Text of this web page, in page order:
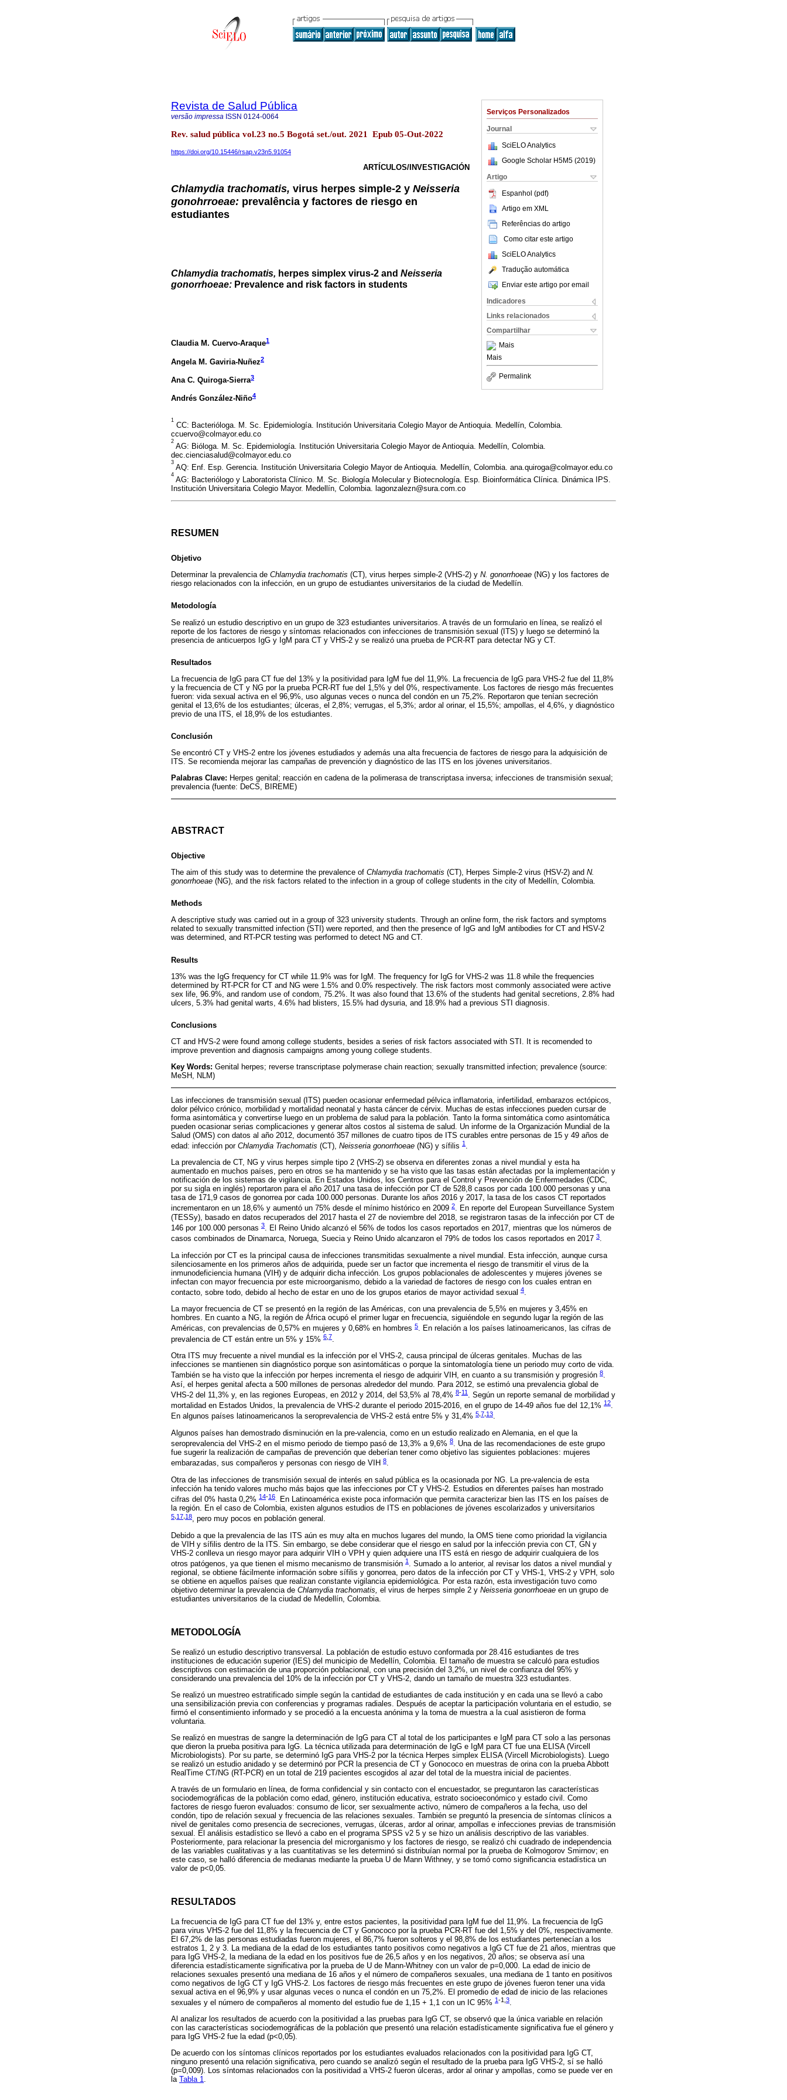
Serviços Personalizados
Journal
SciELO Analytics
Google Scholar H5M5 (2019)
Artigo
Espanhol (pdf)
Artigo em XML
Referências do artigo
Como citar este artigo
SciELO Analytics
Tradução automática
Enviar este artigo por email
Indicadores
Links relacionados
Compartilhar
Mais
Mais
Permalink
Revista de Salud Pública
versão impressa ISSN 0124-0064
Rev. salud pública vol.23 no.5 Bogotá set./out. 2021 Epub 05-Out-2022
https://doi.org/10.15446/rsap.v23n5.91054
ARTÍCULOS/INVESTIGACIÓN
Chlamydia trachomatis, virus herpes simple-2 y Neisseria
gonohrroeae: prevalência y factores de riesgo en
estudiantes
Chlamydia trachomatis, herpes simplex virus-2 and Neisseria
gonorrhoeae: Prevalence and risk factors in students
Claudia M. Cuervo-Araque1
Angela M. Gaviria-Nuñez2
Ana C. Quiroga-Sierra3
Andrés González-Niño4
1
CC: Bacterióloga. M. Sc. Epidemiología. Institución Universitaria Colegio Mayor de Antioquia. Medellín, Colombia.
ccuervo@colmayor.edu.co
2
AG: Bióloga. M. Sc. Epidemiología. Institución Universitaria Colegio Mayor de Antioquia. Medellín, Colombia.
dec.cienciasalud@colmayor.edu.co
3
AQ: Enf. Esp. Gerencia. Institución Universitaria Colegio Mayor de Antioquia. Medellín, Colombia. ana.quiroga@colmayor.edu.co
4
AG: Bacteriólogo y Laboratorista Clínico. M. Sc. Biología Molecular y Biotecnología. Esp. Bioinformática Clínica. Dinámica IPS.
Institución Universitaria Colegio Mayor. Medellín, Colombia. lagonzalezn@sura.com.co
RESUMEN
Objetivo
Determinar la prevalencia de Chlamydia trachomatis (CT), virus herpes simple-2 (VHS-2) y N. gonorrhoeae (NG) y los factores de
riesgo relacionados con la infección, en un grupo de estudiantes universitarios de la ciudad de Medellín.
Metodología
Se realizó un estudio descriptivo en un grupo de 323 estudiantes universitarios. A través de un formulario en línea, se realizó el
reporte de los factores de riesgo y síntomas relacionados con infecciones de transmisión sexual (ITS) y luego se determinó la
presencia de anticuerpos IgG y IgM para CT y VHS-2 y se realizó una prueba de PCR-RT para detectar NG y CT.
Resultados
La frecuencia de IgG para CT fue del 13% y la positividad para IgM fue del 11,9%. La frecuencia de IgG para VHS-2 fue del 11,8%
y la frecuencia de CT y NG por la prueba PCR-RT fue del 1,5% y del 0%, respectivamente. Los factores de riesgo más frecuentes
fueron: vida sexual activa en el 96,9%, uso algunas veces o nunca del condón en un 75,2%. Reportaron que tenían secreción
genital el 13,6% de los estudiantes; úlceras, el 2,8%; verrugas, el 5,3%; ardor al orinar, el 15,5%; ampollas, el 4,6%, y diagnóstico
previo de una ITS, el 18,9% de los estudiantes.
Conclusión
Se encontró CT y VHS-2 entre los jóvenes estudiados y además una alta frecuencia de factores de riesgo para la adquisición de
ITS. Se recomienda mejorar las campañas de prevención y diagnóstico de las ITS en los jóvenes universitarios.
Palabras Clave: Herpes genital; reacción en cadena de la polimerasa de transcriptasa inversa; infecciones de transmisión sexual;
prevalencia (fuente: DeCS, BIREME)
ABSTRACT
Objective
The aim of this study was to determine the prevalence of Chlamydia trachomatis (CT), Herpes Simple-2 virus (HSV-2) and N.
gonorrhoeae (NG), and the risk factors related to the infection in a group of college students in the city of Medellín, Colombia.
Methods
A descriptive study was carried out in a group of 323 university students. Through an online form, the risk factors and symptoms
related to sexually transmitted infection (STI) were reported, and then the presence of IgG and IgM antibodies for CT and HSV-2
was determined, and RT-PCR testing was performed to detect NG and CT.
Results
13% was the IgG frequency for CT while 11.9% was for IgM. The frequency for IgG for VHS-2 was 11.8 while the frequencies
determined by RT-PCR for CT and NG were 1.5% and 0.0% respectively. The risk factors most commonly associated were active
sex life, 96.9%, and random use of condom, 75.2%. It was also found that 13.6% of the students had genital secretions, 2.8% had
ulcers, 5.3% had genital warts, 4.6% had blisters, 15.5% had dysuria, and 18.9% had a previous STI diagnosis.
Conclusions
CT and HVS-2 were found among college students, besides a series of risk factors associated with STI. It is recomended to
improve prevention and diagnosis campaigns among young college students.
Key Words: Genital herpes; reverse transcriptase polymerase chain reaction; sexually transmitted infection; prevalence (source:
MeSH, NLM)
Las infecciones de transmisión sexual (ITS) pueden ocasionar enfermedad pélvica inflamatoria, infertilidad, embarazos ectópicos,
dolor pélvico crónico, morbilidad y mortalidad neonatal y hasta cáncer de cérvix. Muchas de estas infecciones pueden cursar de
forma asintomática y convertirse luego en un problema de salud para la población. Tanto la forma sintomática como asintomática
pueden ocasionar serias complicaciones y generar altos costos al sistema de salud. Un informe de la Organización Mundial de la
Salud (OMS) con datos al año 2012, documentó 357 millones de cuatro tipos de ITS curables entre personas de 15 y 49 años de
edad: infección por Chlamydia Trachomatis (CT), Neisseria gonorrhoeae (NG) y sífilis 1 .
La prevalencia de CT, NG y virus herpes simple tipo 2 (VHS-2) se observa en diferentes zonas a nivel mundial y esta ha
aumentado en muchos países, pero en otros se ha mantenido y se ha visto que las tasas están afectadas por la implementación y
notificación de los sistemas de vigilancia. En Estados Unidos, los Centros para el Control y Prevención de Enfermedades (CDC,
por su sigla en inglés) reportaron para el año 2017 una tasa de infección por CT de 528,8 casos por cada 100.000 personas y una
tasa de 171,9 casos de gonorrea por cada 100.000 personas. Durante los años 2016 y 2017, la tasa de los casos CT reportados
incrementaron en un 18,6% y aumentó un 75% desde el mínimo histórico en 2009 2. En reporte del European Surveillance System
(TESSy), basado en datos recuperados del 2017 hasta el 27 de noviembre del 2018, se registraron tasas de la infección por CT de
146 por 100.000 personas 3. El Reino Unido alcanzó el 56% de todos los casos reportados en 2017, mientras que los números de
casos combinados de Dinamarca, Noruega, Suecia y Reino Unido alcanzaron el 79% de todos los casos reportados en 2017 3.
La infección por CT es la principal causa de infecciones transmitidas sexualmente a nivel mundial. Esta infección, aunque cursa
silenciosamente en los primeros años de adquirida, puede ser un factor que incrementa el riesgo de transmitir el virus de la
inmunodeficiencia humana (VIH) y de adquirir dicha infección. Los grupos poblacionales de adolescentes y mujeres jóvenes se
infectan con mayor frecuencia por este microorganismo, debido a la variedad de factores de riesgo con los cuales entran en
contacto, sobre todo, debido al hecho de estar en uno de los grupos etarios de mayor actividad sexual 4.
La mayor frecuencia de CT se presentó en la región de las Américas, con una prevalencia de 5,5% en mujeres y 3,45% en
hombres. En cuanto a NG, la región de África ocupó el primer lugar en frecuencia, siguiéndole en segundo lugar la región de las
Américas, con prevalencias de 0,57% en mujeres y 0,68% en hombres 5. En relación a los países latinoamericanos, las cifras de
prevalencia de CT están entre un 5% y 15% 6 7.
Otra ITS muy frecuente a nivel mundial es la infección por el VHS-2, causa principal de úlceras genitales. Muchas de las
infecciones se mantienen sin diagnóstico porque son asintomáticas o porque la sintomatología tiene un periodo muy corto de vida.
También se ha visto que la infección por herpes incrementa el riesgo de adquirir VIH, en cuanto a su transmisión y progresión 8.
Así, el herpes genital afecta a 500 millones de personas alrededor del mundo. Para 2012, se estimó una prevalencia global de
VHS-2 del 11,3% y, en las regiones Europeas, en 2012 y 2014, del 53,5% al 78,4% 8-11 . Según un reporte semanal de morbilidad y
mortalidad en Estados Unidos, la prevalencia de VHS-2 durante el periodo 2015-2016, en el grupo de 14-49 años fue del 12,1% 12.
En algunos países latinoamericanos la seroprevalencia de VHS-2 está entre 5% y 31,4% 5,7,13.
Algunos países han demostrado disminución en la pre-valencia, como en un estudio realizado en Alemania, en el que la
seroprevalencia del VHS-2 en el mismo periodo de tiempo pasó de 13,3% a 9,6% 8. Una de las recomendaciones de este grupo
fue sugerir la realización de campañas de prevención que deberían tener como objetivo las siguientes poblaciones: mujeres
embarazadas, sus compañeros y personas con riesgo de VIH 8.
Otra de las infecciones de transmisión sexual de interés en salud pública es la ocasionada por NG. La pre-valencia de esta
infección ha tenido valores mucho más bajos que las infecciones por CT y VHS-2. Estudios en diferentes países han mostrado
cifras del 0% hasta 0,2% 14-16. En Latinoamérica existe poca información que permita caracterizar bien las ITS en los países de
la región. En el caso de Colombia, existen algunos estudios de ITS en poblaciones de jóvenes escolarizados y universitarios
5,17,18, pero muy pocos en población general.
Debido a que la prevalencia de las ITS aún es muy alta en muchos lugares del mundo, la OMS tiene como prioridad la vigilancia
de VIH y sífilis dentro de la ITS. Sin embargo, se debe considerar que el riesgo en salud por la infección previa con CT, GN y
VHS-2 conlleva un riesgo mayor para adquirir VIH o VPH y quien adquiere una ITS está en riesgo de adquirir cualquiera de los
otros patógenos, ya que tienen el mismo mecanismo de transmisión 1 . Sumado a lo anterior, al revisar los datos a nivel mundial y
regional, se obtiene fácilmente información sobre sífilis y gonorrea, pero datos de la infección por CT y VHS-1, VHS-2 y VPH, solo
se obtiene en aquellos países que realizan constante vigilancia epidemiológica. Por esta razón, esta investigación tuvo como
objetivo determinar la prevalencia de Chlamydia trachomatis, el virus de herpes simple 2 y Neisseria gonorrhoeae en un grupo de
estudiantes universitarios de la ciudad de Medellín, Colombia.
METODOLOGÍA
Se realizó un estudio descriptivo transversal. La población de estudio estuvo conformada por 28.416 estudiantes de tres
instituciones de educación superior (IES) del municipio de Medellín, Colombia. El tamaño de muestra se calculó para estudios
descriptivos con estimación de una proporción poblacional, con una precisión del 3,2%, un nivel de confianza del 95% y
considerando una prevalencia del 10% de la infección por CT y VHS-2, dando un tamaño de muestra 323 estudiantes.
Se realizó un muestreo estratificado simple según la cantidad de estudiantes de cada institución y en cada una se llevó a cabo
una sensibilización previa con conferencias y programas radiales. Después de aceptar la participación voluntaria en el estudio, se
firmó el consentimiento informado y se procedió a la encuesta anónima y la toma de muestra a la cual asistieron de forma
voluntaria.
Se realizó en muestras de sangre la determinación de IgG para CT al total de los participantes e IgM para CT solo a las personas
que dieron la prueba positiva para IgG. La técnica utilizada para determinación de IgG e IgM para CT fue una ELISA (Vircell
Microbiologists). Por su parte, se determinó IgG para VHS-2 por la técnica Herpes simplex ELISA (Vircell Microbiologists). Luego
se realizó un estudio anidado y se determinó por PCR la presencia de CT y Gonococo en muestras de orina con la prueba Abbott
RealTime CT/NG (RT-PCR) en un total de 219 pacientes escogidos al azar del total de la muestra inicial de pacientes.
A través de un formulario en línea, de forma confidencial y sin contacto con el encuestador, se preguntaron las características
sociodemográficas de la población como edad, género, institución educativa, estrato socioeconómico y estado civil. Como
factores de riesgo fueron evaluados: consumo de licor, ser sexualmente activo, número de compañeros a la fecha, uso del
condón, tipo de relación sexual y frecuencia de las relaciones sexuales. También se preguntó la presencia de síntomas clínicos a
nivel de genitales como presencia de secreciones, verrugas, úlceras, ardor al orinar, ampollas e infecciones previas de transmisión
sexual. El análisis estadístico se llevó a cabo en el programa SPSS v2 5 y se hizo un análisis descriptivo de las variables.
Posteriormente, para relacionar la presencia del microrganismo y los factores de riesgo, se realizó chi cuadrado de independencia
de las variables cualitativas y a las cuantitativas se les determinó si distribuían normal por la prueba de Kolmogorov Smirnov; en
este caso, se halló diferencia de medianas mediante la prueba U de Mann Withney, y se tomó como significancia estadística un
valor de p<0,05.
RESULTADOS
La frecuencia de IgG para CT fue del 13% y, entre estos pacientes, la positividad para IgM fue del 11,9%. La frecuencia de IgG
para virus VHS-2 fue del 11,8% y la frecuencia de CT y Gonococo por la prueba PCR-RT fue del 1,5% y del 0%, respectivamente.
El 67,2% de las personas estudiadas fueron mujeres, el 86,7% fueron solteros y el 98,8% de los estudiantes pertenecían a los
estratos 1, 2 y 3. La mediana de la edad de los estudiantes tanto positivos como negativos a IgG CT fue de 21 años, mientras que
para IgG VHS-2, la mediana de la edad en los positivos fue de 26,5 años y en los negativos, 20 años; se observa así una
diferencia estadísticamente significativa por la prueba de U de Mann-Whitney con un valor de p=0,000. La edad de inicio de
relaciones sexuales presentó una mediana de 16 años y el número de compañeros sexuales, una mediana de 1 tanto en positivos
como negativos de IgG CT y IgG VHS-2. Los factores de riesgo más frecuentes en este grupo de jóvenes fueron tener una vida
sexual activa en el 96,9% y usar algunas veces o nunca el condón en un 75,2%. El promedio de edad de inicio de las relaciones
sexuales y el número de compañeros al momento del estudio fue de 1,15 + 1,1 con un IC 95% 1-1, 3
Al analizar los resultados de acuerdo con la positividad a las pruebas para IgG CT, se observó que la única variable en relación
con las características sociodemográficas de la población que presentó una relación estadísticamente significativa fue el género y
para IgG VHS-2 fue la edad (p<0,05).
De acuerdo con los síntomas clínicos reportados por los estudiantes evaluados relacionados con la positividad para IgG CT,
ninguno presentó una relación significativa, pero cuando se analizó según el resultado de la prueba para IgG VHS-2, sí se halló
(p=0,009). Los síntomas relacionados con la positividad a VHS-2 fueron úlceras, ardor al orinar y ampollas, como se puede ver en
la Tabla 1.